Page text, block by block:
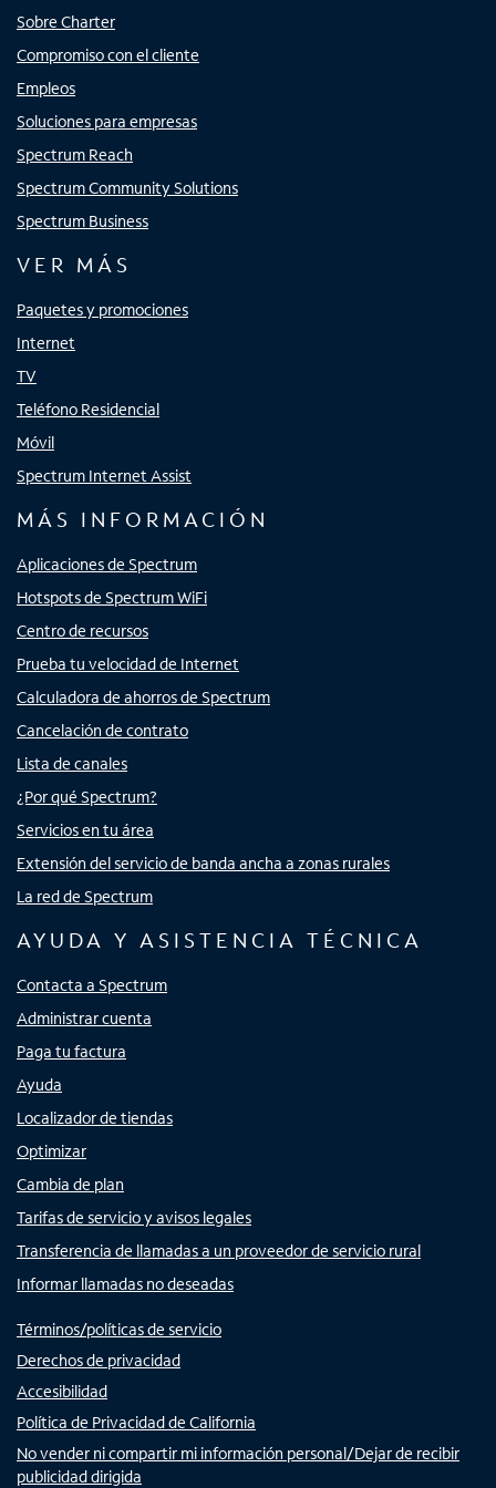
Sobre Charter
Compromiso con el cliente
Empleos
Soluciones para empresas
Spectrum Reach
Spectrum Community Solutions
Spectrum Business
VER MÁS
Paquetes y promociones
Internet
TV
Teléfono Residencial
Móvil
Spectrum Internet Assist
MÁS INFORMACIÓN
Aplicaciones de Spectrum
Hotspots de Spectrum WiFi
Centro de recursos
Prueba tu velocidad de Internet
Calculadora de ahorros de Spectrum
Cancelación de contrato
Lista de canales
¿Por qué Spectrum?
Servicios en tu área
Extensión del servicio de banda ancha a zonas rurales
La red de Spectrum
AYUDA Y ASISTENCIA TÉCNICA
Contacta a Spectrum
Administrar cuenta
Paga tu factura
Ayuda
Localizador de tiendas
Optimizar
Cambia de plan
Tarifas de servicio y avisos legales
Transferencia de llamadas a un proveedor de servicio rural
Informar llamadas no deseadas
Términos/políticas de servicio
Derechos de privacidad
Accesibilidad
Política de Privacidad de California
No vender ni compartir mi información personal/Dejar de recibir
publicidad dirigida